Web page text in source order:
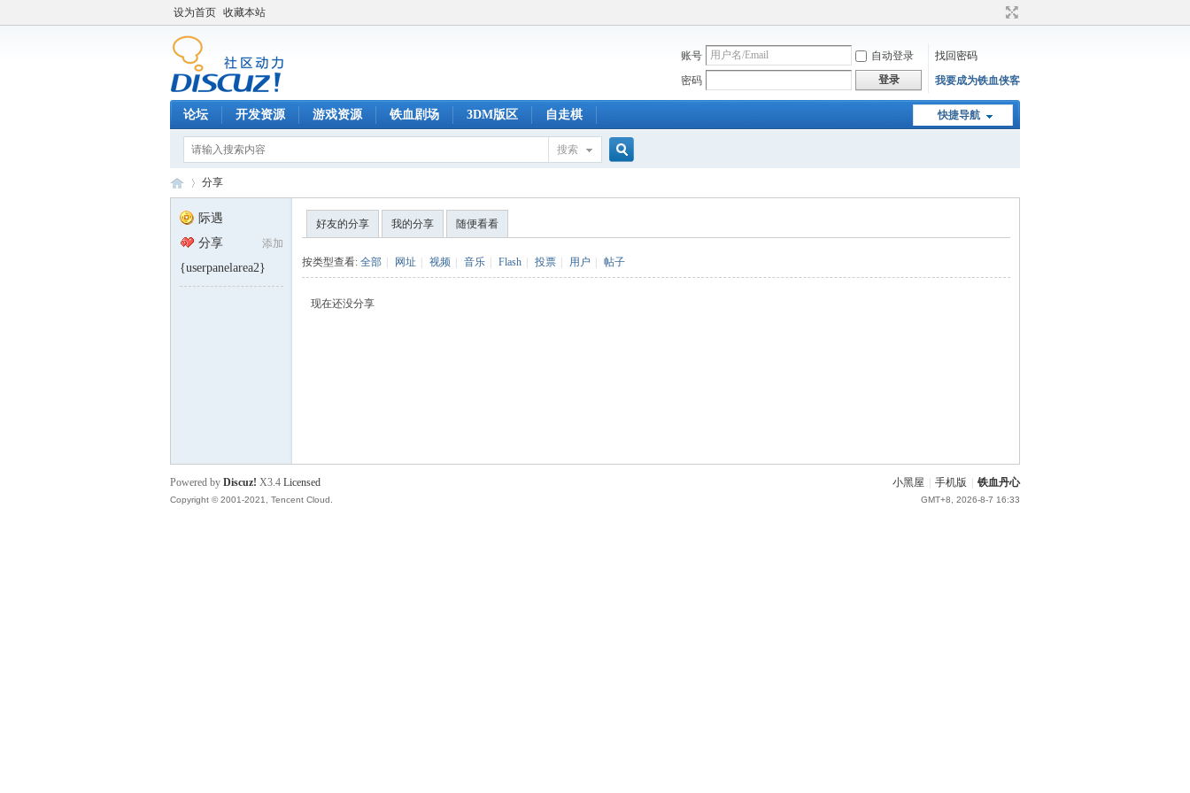
设为首页 收藏本站
账号 自动登录
找回密码
密码
登录 我要成为铁血侠客
快捷导航
论坛 开发资源 游戏资源 铁血剧场 3DM版区 自走棋
搜索
分享
际遇
添加
分享
{userpanelarea2}
好友的分享 我的分享 随便看看
按类型查看: 全部 网址 视频 音乐 Flash 投票 用户 帖子
现在还没分享
小黑屋 手机版 铁血丹心
GMT+8, 2026-8-7 16:33
Powered by Discuz! X3.4 Licensed
Copyright © 2001-2021, Tencent Cloud.